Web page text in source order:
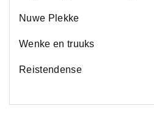
Nuwe Plekke
Wenke en truuks
Reistendense